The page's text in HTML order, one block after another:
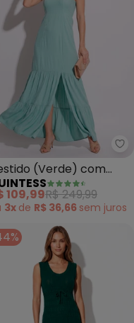
- Vestido (Folhas
(Verde) com
Cruzadas
109,99R$ 249,99
3x de R$ 36,66 sem juros